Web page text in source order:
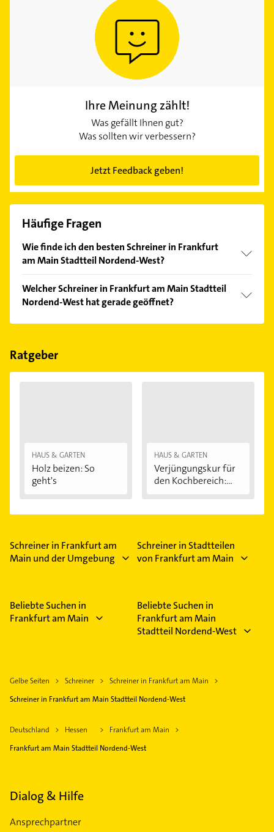
Ihre Meinung zählt!
Was gefällt Ihnen gut?
Was sollten wir verbessern?
Jetzt Feedback geben!
Häufige Fragen
Wie finde ich den besten Schreiner in Frankfurt
am Main Stadtteil Nordend-West?
Kundenmeinungen und profitieren Sie von den
Empfehlungen. Die Suchergebnisse können Sie sich
einfach nachBewertungensortiert anzeigen lassen.
Welcher Schreiner in Frankfurt am Main Stadtteil
Nordend-West hat gerade geöffnet?
Im Anbieter-Bereich finden Sie alleÖffnungszeiten.
Feiertagen abweichen können.
Ratgeber
HAUS & GARTEN
Holz beizen: So
geht's
HAUS & GARTEN
Verjüngungskur für
den Kochbereich:...
Schreiner in Frankfurt am
Main und der Umgebung
Schreiner in Stadtteilen
von Frankfurt am Main
Beliebte Suchen in
Frankfurt am Main
Beliebte Suchen in
Frankfurt am Main
Stadtteil Nordend-West
Gelbe Seiten Schreiner
Schreiner in Frankfurt am Main
Schreiner in Frankfurt am Main Stadtteil Nordend-West
Deutschland Hessen
Frankfurt am Main
Frankfurt am Main Stadtteil Nordend-West
Dialog & Hilfe
Ansprechpartner